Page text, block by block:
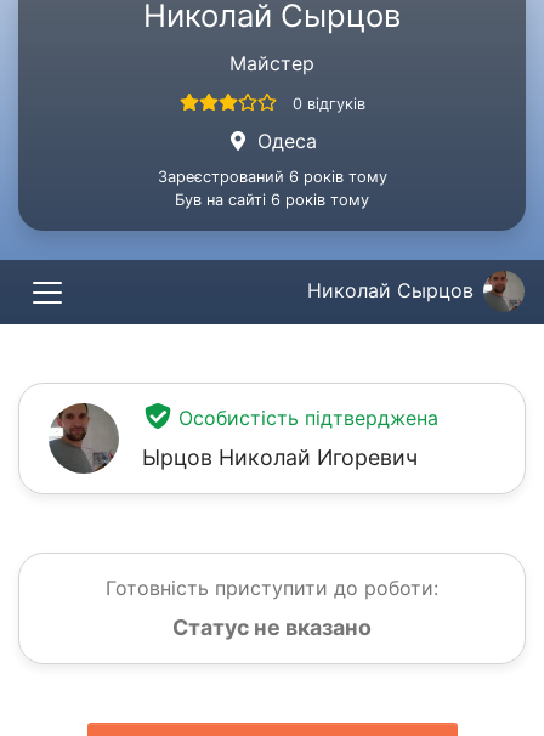
Николай Cырцов
Майстер
0 відгуків
Одеса
Зареєстрований 6 років тому
Був на сайті 6 років тому
Николай Cырцов
Особистість підтверджена
Ырцов Николай Игоревич
Готовність приступити до роботи:
Статус не вказано